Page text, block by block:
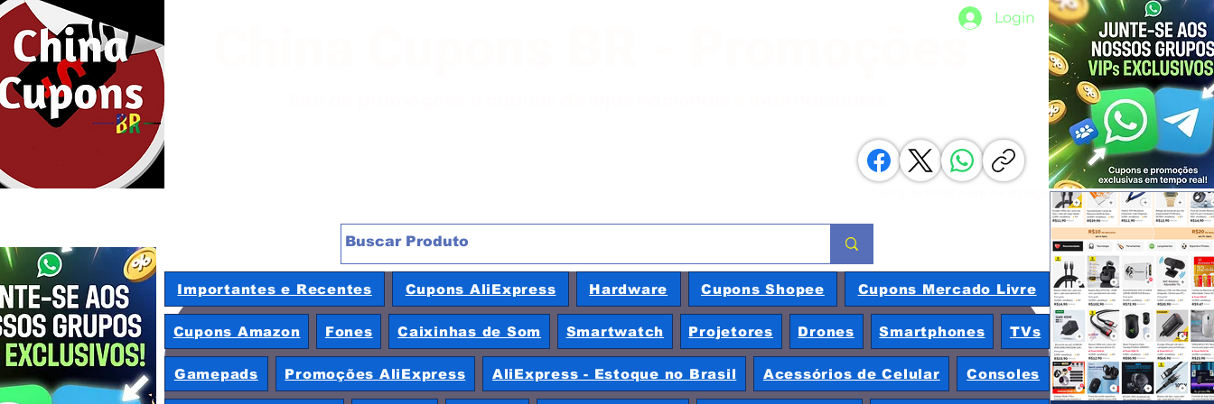
Login
China Cupons BR - Promoções
Compartilhe com os amigos
Importantes e Recentes Cupons AliExpress Hardware Cupons Shopee Cupons Mercado Livre
Cupons Amazon Fones Caixinhas de Som Smartwatch Projetores Drones Smartphones TVs
Gamepads Promoções AliExpress AliExpress - Estoque no Brasil Acessórios de Celular Consoles